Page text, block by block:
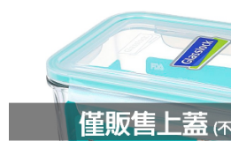
每筆NT$85，滿NT$499(含以上)免運費
付款後全家取貨-上蓋專用
每筆NT$85，滿NT$249(含以上)免運費
7-11取貨付款-上蓋專用